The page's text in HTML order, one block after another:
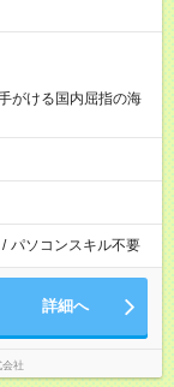
がける国内屈指の海
/ パソコンスキル不要
詳細へ
社